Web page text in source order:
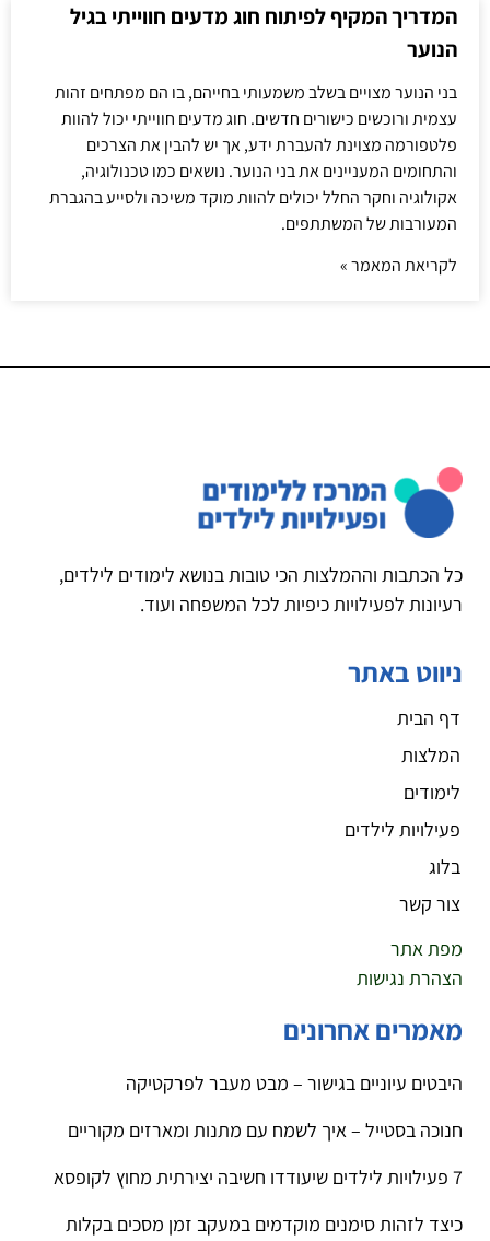
המדריך המקיף לפיתוח חוג מדעים חווייתי בגיל
הנוער
בני הנוער מצויים בשלב משמעותי בחייהם, בו הם מפתחים זהות
עצמית ורוכשים כישורים חדשים. חוג מדעים חווייתי יכול להוות
פלטפורמה מצוינת להעברת ידע, אך יש להבין את הצרכים
והתחומים המעניינים את בני הנוער. נושאים כמו טכנולוגיה,
אקולוגיה וחקר החלל יכולים להוות מוקד משיכה ולסייע בהגברת
המעורבות של המשתתפים.
לקריאת המאמר »
כל הכתבות וההמלצות הכי טובות בנושא לימודים לילדים,
רעיונות לפעילויות כיפיות לכל המשפחה ועוד.
ניווט באתר
דף הבית
המלצות
לימודים
פעילויות לילדים
בלוג
צור קשר
מפת אתר
הצהרת נגישות
מאמרים אחרונים
היבטים עיוניים בגישור – מבט מעבר לפרקטיקה
חנוכה בסטייל – איך לשמח עם מתנות ומארזים מקוריים
7 פעילויות לילדים שיעודדו חשיבה יצירתית מחוץ לקופסא
כיצד לזהות סימנים מוקדמים במעקב זמן מסכים בקלות